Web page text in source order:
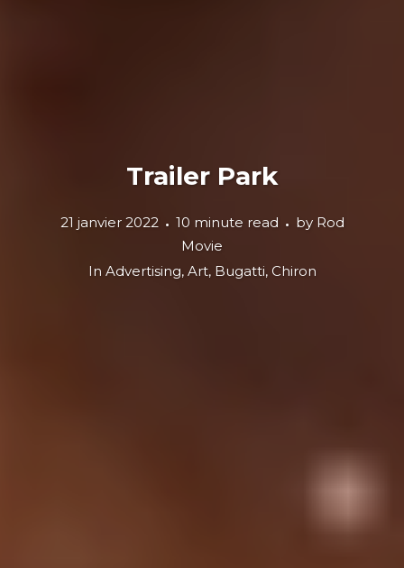
Trailer Park
21 janvier 2022 10 minute read by Rod
Movie
In Advertising, Art, Bugatti, Chiron